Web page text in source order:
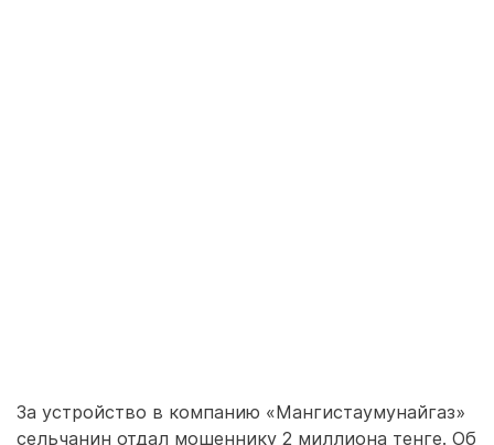
За устройство в компанию «Мангистаумунайгаз»
сельчанин отдал мошеннику 2 миллиона тенге. Об